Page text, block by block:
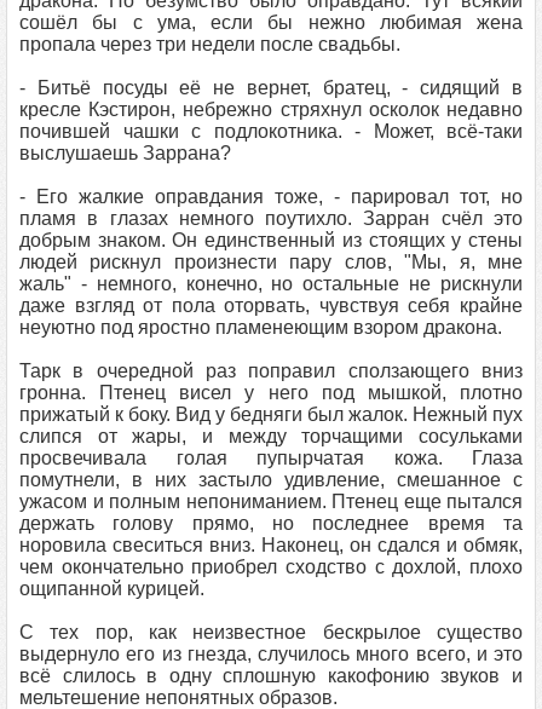
сошёл бы с ума, если бы нежно любимая жена
пропала через три недели после свадьбы.
- Битьё посуды её не вернет, братец, - сидящий в
кресле Кэстирон, небрежно стряхнул осколок недавно
почившей чашки с подлокотника. - Может, всё-таки
выслушаешь Заррана?
- Его жалкие оправдания тоже, - парировал тот, но
пламя в глазах немного поутихло. Зарран счёл это
добрым знаком. Он единственный из стоящих у стены
людей рискнул произнести пару слов, "Мы, я, мне
жаль" - немного, конечно, но остальные не рискнули
даже взгляд от пола оторвать, чувствуя себя крайне
неуютно под яростно пламенеющим взором дракона.
Тарк в очередной раз поправил сползающего вниз
гронна. Птенец висел у него под мышкой, плотно
прижатый к боку. Вид у бедняги был жалок. Нежный пух
слипся от жары, и между торчащими сосульками
просвечивала голая пупырчатая кожа. Глаза
помутнели, в них застыло удивление, смешанное с
ужасом и полным непониманием. Птенец еще пытался
держать голову прямо, но последнее время та
норовила свеситься вниз. Наконец, он сдался и обмяк,
чем окончательно приобрел сходство с дохлой, плохо
ощипанной курицей.
С тех пор, как неизвестное бескрылое существо
выдернуло его из гнезда, случилось много всего, и это
всё слилось в одну сплошную какофонию звуков и
мельтешение непонятных образов.